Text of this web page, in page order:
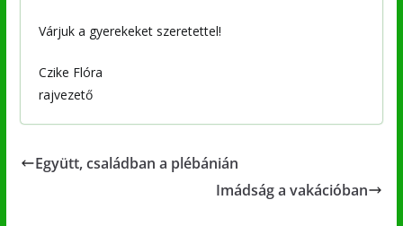
Várjuk a gyerekeket szeretettel!
Czike Flóra
rajvezető
Együtt, családban a plébánián
Imádság a vakációban